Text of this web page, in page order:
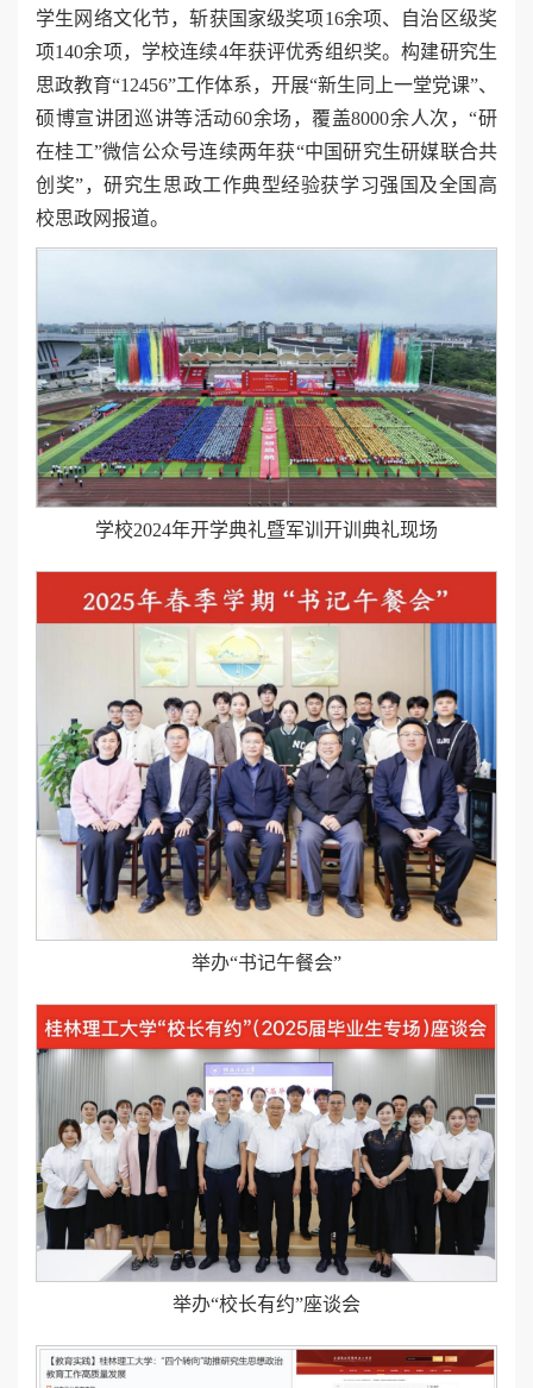
学生网络文化节，斩获国家级奖项16余项、自治区级奖
项140余项，学校连续4年获评优秀组织奖。构建研究生
思政教育“12456”工作体系，开展“新生同上一堂党课”、
硕博宣讲团巡讲等活动60余场，覆盖8000余人次，“研
在桂工”微信公众号连续两年获“中国研究生研媒联合共
创奖”，研究生思政工作典型经验获学习强国及全国高
校思政网报道。
学校2024年开学典礼暨军训开训典礼现场
举办“书记午餐会”
举办“校长有约”座谈会